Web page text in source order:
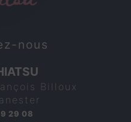
nous
Billoux
29 08